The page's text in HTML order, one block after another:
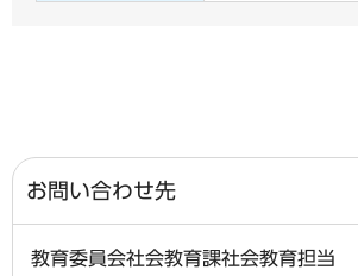
お問い合わせ先
教育委員会社会教育課社会教育担当